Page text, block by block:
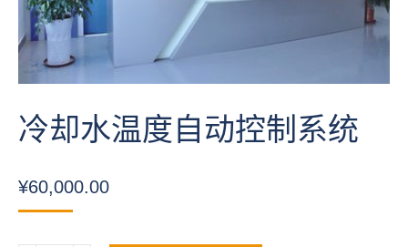
冷却水温度自动控制系统
¥60,000.00